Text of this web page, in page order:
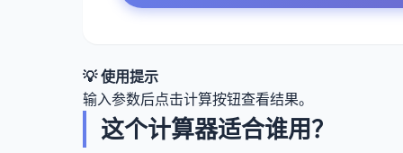
💡 使用提示
输入参数后点击计算按钮查看结果。
这个计算器适合谁用？